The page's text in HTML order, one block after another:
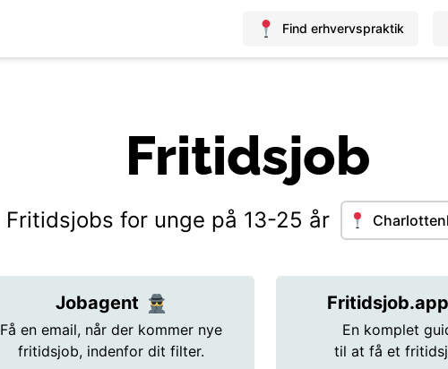
Find erhvervspraktik
Fritidsjob
Fritidsjobs for unge på 13-25 år
Jobagent
Få en email, når der kommer nye
fritidsjob, indenfor dit filter.
Fritidsjob.app
En komplet
til at få et